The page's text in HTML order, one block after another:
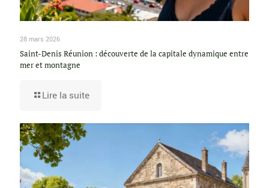
28 mars 2026
Saint-Denis Réunion : découverte de la capitale dynamique entre
mer et montagne
Lire la suite